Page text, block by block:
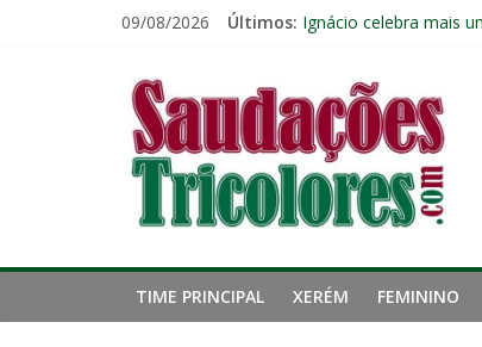
09/08/2026 Últimos: Ignácio celebra mais
Zubeldía vê boa
Com os reservas,
Saudações
Tricolores
TIME PRINCIPAL XERÉM FEMININO